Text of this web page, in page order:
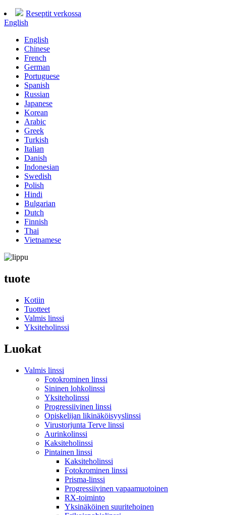
Reseptit verkossa
English
English
Chinese
French
German
Portuguese
Spanish
Russian
Japanese
Korean
Arabic
Greek
Turkish
Italian
Danish
Indonesian
Swedish
Polish
Hindi
Bulgarian
Dutch
Finnish
Thai
Vietnamese
tuote
Kotiin
Tuotteet
Valmis linssi
Yksiteholinssi
Luokat
Valmis linssi
Fotokrominen linssi
Sininen lohkolinssi
Yksiteholinssi
Progressiivinen linssi
Opiskelijan likinäköisyyslinssi
Virustorjunta Terve linssi
Aurinkolinssi
Kaksiteholinssi
Pintainen linssi
Kaksiteholinssi
Fotokrominen linssi
Prisma-linssi
Progressiivinen vapaamuotoinen
RX-toiminto
Yksinäköinen suuritehoinen